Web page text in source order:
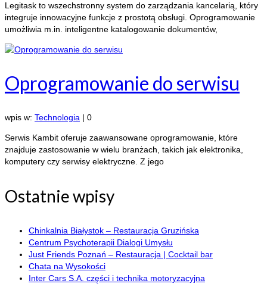
Legitask to wszechstronny system do zarządzania kancelarią, który
integruje innowacyjne funkcje z prostotą obsługi. Oprogramowanie
umożliwia m.in. inteligentne katalogowanie dokumentów,
Oprogramowanie do serwisu
wpis w: Technologia | 0
Serwis Kambit oferuje zaawansowane oprogramowanie, które
znajduje zastosowanie w wielu branżach, takich jak elektronika,
komputery czy serwisy elektryczne. Z jego
Ostatnie wpisy
Chinkalnia Białystok – Restauracja Gruzińska
Centrum Psychoterapii Dialogi Umysłu
Just Friends Poznań – Restauracja | Cocktail bar
Chata na Wysokości
Inter Cars S.A. części i technika motoryzacyjna